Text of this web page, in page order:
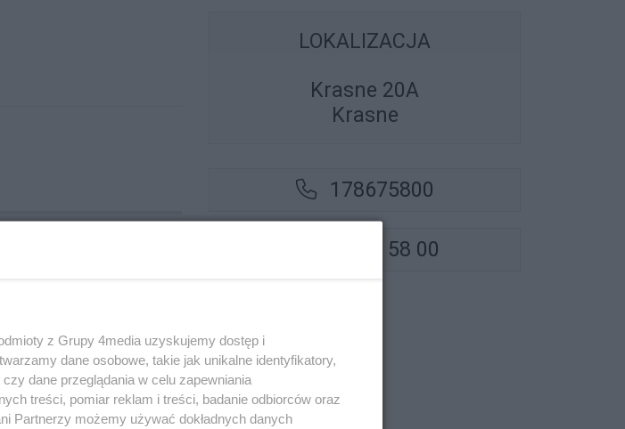
LOKALIZACJA
Krasne 20A
Krasne
178675800
17 867 58 00
z Grupy 4media uzyskujemy dostęp i
dane osobowe, takie jak unikalne identyfikatory,
dane przeglądania w celu zapewniania
treści, pomiar reklam i treści, badanie odbiorców oraz
Partnerzy możemy używać dokładnych danych